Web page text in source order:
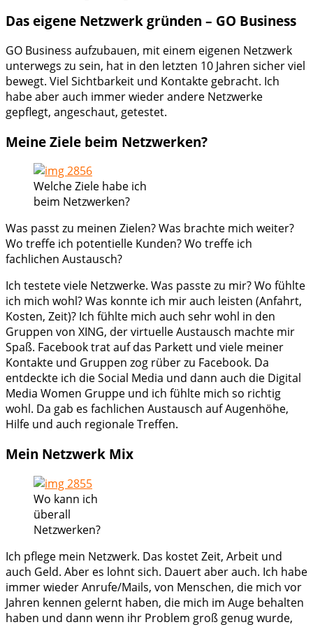
Das eigene Netzwerk gründen – GO Business
GO Business aufzubauen, mit einem eigenen Netzwerk
unterwegs zu sein, hat in den letzten 10 Jahren sicher viel
bewegt. Viel Sichtbarkeit und Kontakte gebracht. Ich
habe aber auch immer wieder andere Netzwerke
gepflegt, angeschaut, getestet.
Meine Ziele beim Netzwerken?
Welche Ziele habe ich
beim Netzwerken?
Was passt zu meinen Zielen? Was brachte mich weiter?
Wo treffe ich potentielle Kunden? Wo treffe ich
fachlichen Austausch?
Ich testete viele Netzwerke. Was passte zu mir? Wo fühlte
ich mich wohl? Was konnte ich mir auch leisten (Anfahrt,
Kosten, Zeit)? Ich fühlte mich auch sehr wohl in den
Gruppen von XING, der virtuelle Austausch machte mir
Spaß. Facebook trat auf das Parkett und viele meiner
Kontakte und Gruppen zog rüber zu Facebook. Da
entdeckte ich die Social Media und dann auch die Digital
Media Women Gruppe und ich fühlte mich so richtig
wohl. Da gab es fachlichen Austausch auf Augenhöhe,
Hilfe und auch regionale Treffen.
Mein Netzwerk Mix
Wo kann ich
überall
Netzwerken?
Ich pflege mein Netzwerk. Das kostet Zeit, Arbeit und
auch Geld. Aber es lohnt sich. Dauert aber auch. Ich habe
immer wieder Anrufe/Mails, von Menschen, die mich vor
Jahren kennen gelernt haben, die mich im Auge behalten
haben und dann wenn ihr Problem groß genug wurde,